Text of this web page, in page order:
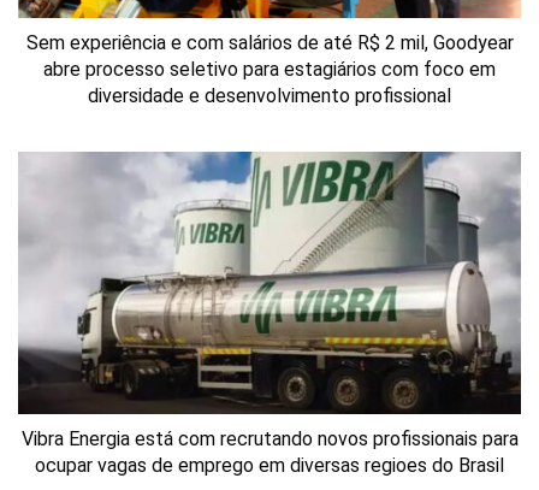
Sem experiência e com salários de até R$ 2 mil, Goodyear
abre processo seletivo para estagiários com foco em
diversidade e desenvolvimento profissional
Vibra Energia está com recrutando novos profissionais para
ocupar vagas de emprego em diversas regioes do Brasil